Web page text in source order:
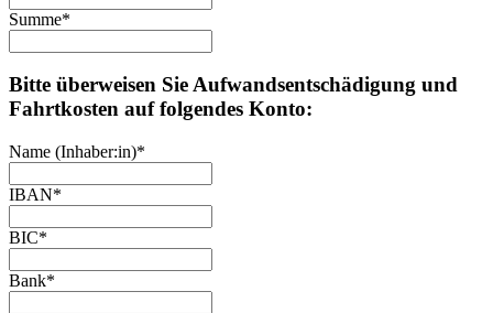
Summe*
Bitte überweisen Sie Aufwandsentschädigung und
Fahrtkosten auf folgendes Konto:
Name (Inhaber:in)*
IBAN*
BIC*
Bank*